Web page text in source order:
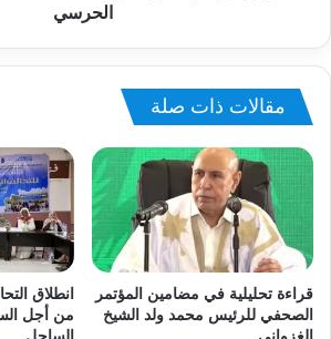
الحرسي
مقالات ذات صلة
قراءة تحليلية في مضامين المؤتمر
الصحفي للرئيس محمد ولد الشيخ
انطلاق
من أجل